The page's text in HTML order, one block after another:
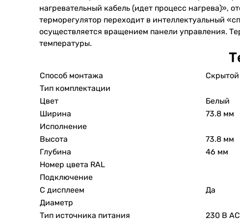
нагревательный кабель (идет процесс нагрева)»,
терморегулятор переходит в интеллектуальный
осуществляется вращением панели управления.
температуры.
Способ монтажа
Скрытой
Тип комплектации
Цвет
Белый
Ширина
73.8 мм
Исполнение
Высота
73.8 мм
Глубина
46 мм
Номер цвета RAL
Подключение
С дисплеем
Да
Диаметр
Тип источника питания
230 В AC